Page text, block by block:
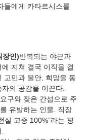
들에게 카타르시스를
장인)반복되는 야근과
지쳐 결국 이직을 결
고민과 불안, 희망을 동
의 공감을 이끈다.
구와 잦은 간섭으로 주
유발하는 인물. 직장
실 고증 100%”라는 평